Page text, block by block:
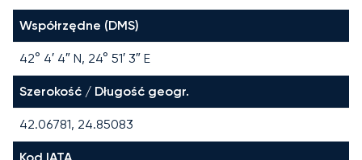
Współrzędne (DMS)
42° 4′ 4″ N, 24° 51′ 3″ E
Szerokość / Długość geogr.
42.06781, 24.85083
Kod IATA